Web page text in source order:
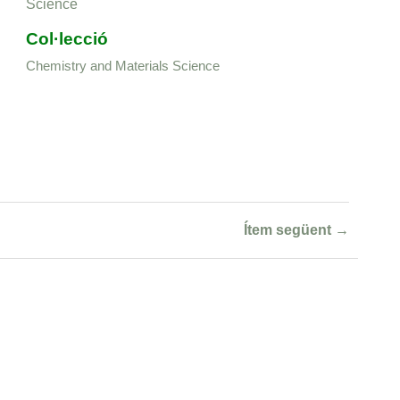
Science
Col·lecció
Chemistry and Materials Science
Ítem següent →